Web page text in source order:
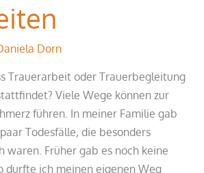
Dorn
Trauerarbeit oder Trauerbegleitung
Viele Wege können zur
führen. In meiner Familie gab
Todesfälle, die besonders
waren. Früher gab es noch keine
durfte ich meinen eigenen Weg